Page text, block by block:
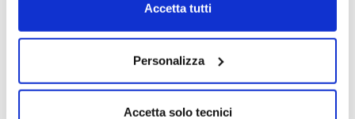
Accetta tutti
Personalizza
Accetta solo tecnici